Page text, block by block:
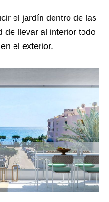
el jardín dentro de las
de llevar al interior todo
el exterior.